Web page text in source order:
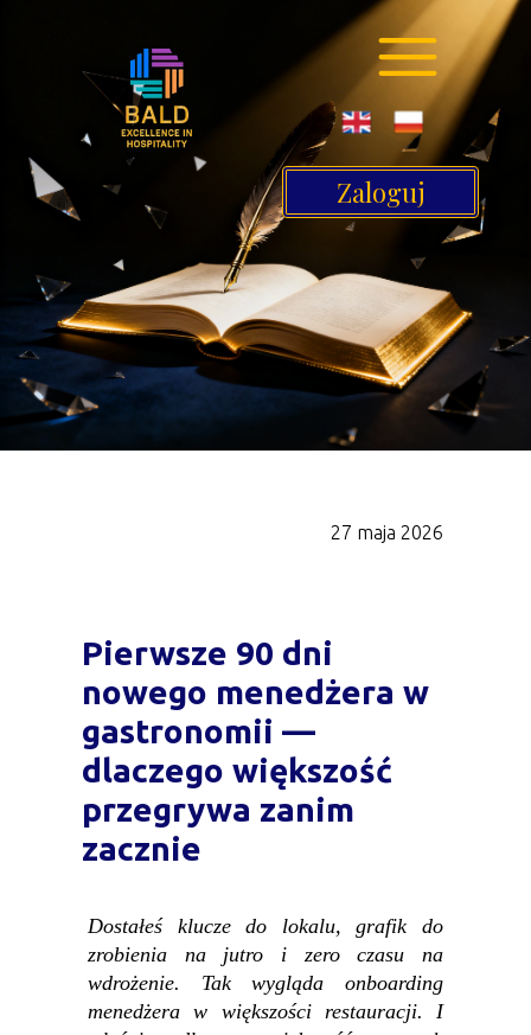
Zaloguj
27 maja 2026
Pierwsze 90 dni
nowego menedżera w
gastronomii —
dlaczego większość
przegrywa zanim
zacznie
Dostałeś klucze do lokalu, grafik do
zrobienia na jutro i zero czasu na
wdrożenie. Tak wygląda onboarding
menedżera w większości restauracji. I